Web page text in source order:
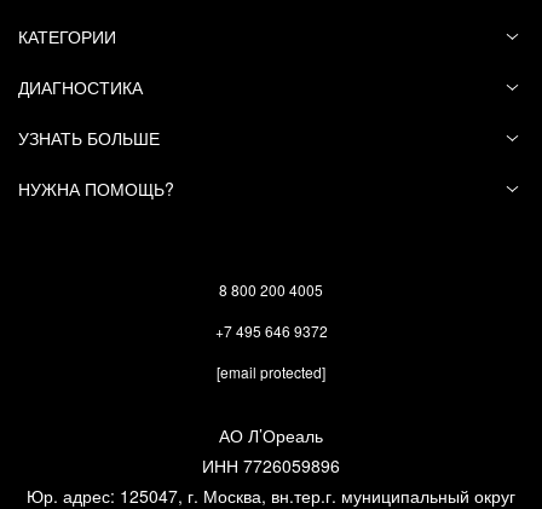
8 800 200 4005
+7 495 646 9372
[email protected]
АО Л’Ореаль
ИНН 7726059896
Юр. адрес: 125047, г. Москва, вн.тер.г. муниципальный округ
КАТЕГОРИИ
ДИАГНОСТИКА
УЗНАТЬ БОЛЬШЕ
НУЖНА ПОМОЩЬ?